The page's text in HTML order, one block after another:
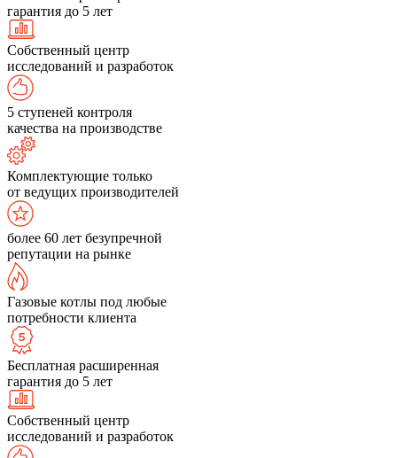
гарантия до 5 лет
Собственный центр
исследований и разработок
5 ступеней контроля
качества на производстве
Комплектующие только
от ведущих производителей
более 60 лет безупречной
репутации на рынке
Газовые котлы под любые
потребности клиента
Бесплатная расширенная
гарантия до 5 лет
Собственный центр
исследований и разработок